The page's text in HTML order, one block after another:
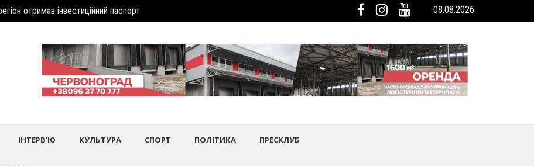
нагородження працівників культури та майстрів народного мистецтва Шептицького районуШептицька громада була представлена на Європейському регіональному
08.08.2026
ІНТЕРВ’Ю КУЛЬТУРА СПОРТ ПОЛІТИКА ПРЕСКЛУБ